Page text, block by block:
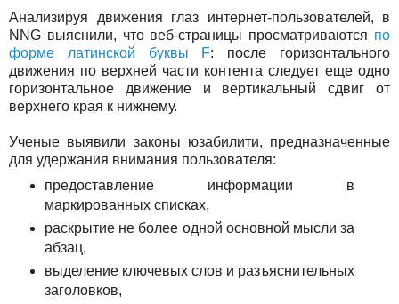
Анализируя движения глаз интернет-пользователей, в
NNG выяснили, что веб-страницы просматриваются по
форме латинской буквы F: после горизонтального
движения по верхней части контента следует еще одно
горизонтальное движение и вертикальный сдвиг от
верхнего края к нижнему.
Ученые выявили законы юзабилити, предназначенные
для удержания внимания пользователя:
предоставление информации в
маркированных списках,
раскрытие не более одной основной мысли за
абзац,
выделение ключевых слов и разъяснительных
заголовков,